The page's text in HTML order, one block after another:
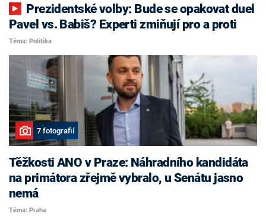
Pavel vs. Babiš? Experti zmiňují pro a proti
Téma: Politika
7 fotografií
Těžkosti ANO v Praze: Náhradního kandidáta
na primátora zřejmě vybralo, u Senátu jasno
nemá
Téma: Praha